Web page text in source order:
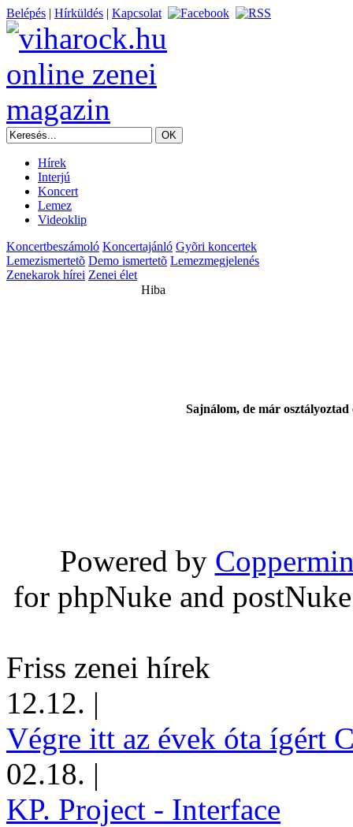
Belépés | Hírküldés | Kapcsolat
Hírek
Interjú
Koncert
Lemez
Videoklip
Koncertbeszámoló Koncertajánló Gyõri koncertek
Lemezismertetõ Demo ismertetõ Lemezmegjelenés
Zenekarok hírei Zenei élet
Hiba
Sajnálom, de már
Powered by
for phpNuke and
Friss zenei hírek
12.12. |
Végre itt az évek óta ígért
02.18. |
KP. Project - Interface